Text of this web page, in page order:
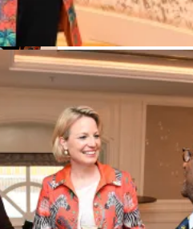
2022 / Bitte Fotovermerk:
und Dr. Asfa-Wossen Asserate,
im Umbruch“ vom Club
Fotovermerk: Agentur Schneider-